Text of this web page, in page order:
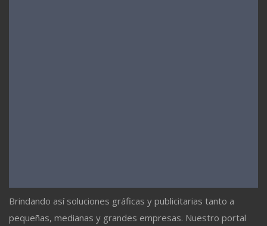
Brindando así soluciones gráficas y publicitarias tanto a
pequeñas, medianas y grandes empresas. Nuestro portal